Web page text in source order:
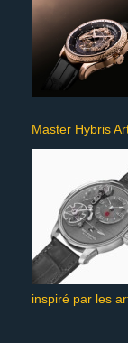
Master Hybris
inspiré par les